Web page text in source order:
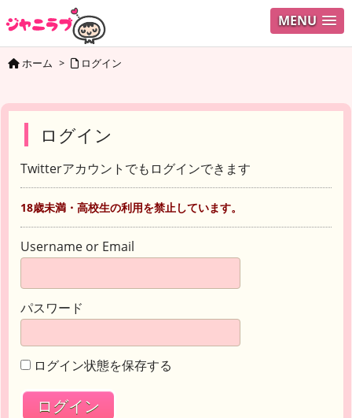
MENU
ホーム > ログイン
ログイン
Twitterアカウントでもログインできます
18歳未満・高校生の利用を禁止しています。
Username or Email
パスワード
ログイン状態を保存する